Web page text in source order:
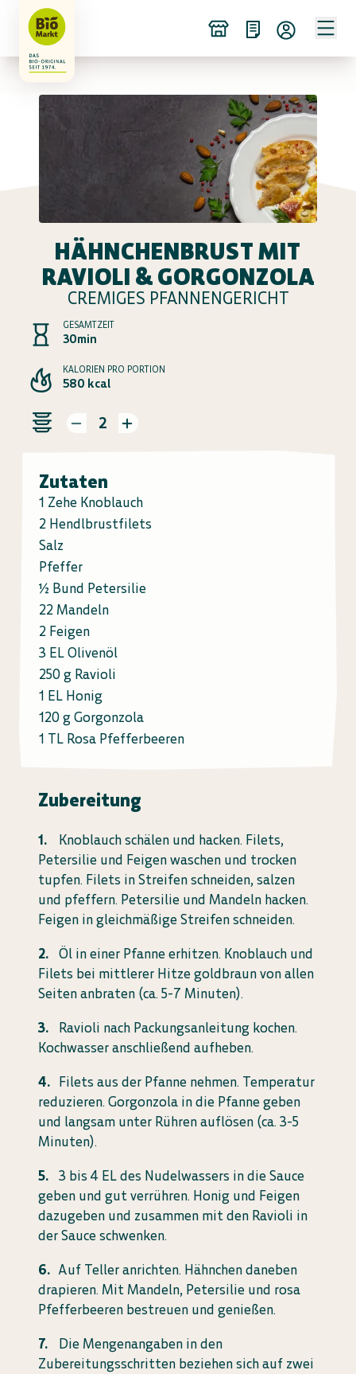
HÄHNCHENBRUST MIT
RAVIOLI & GORGONZOLA
CREMIGES PFANNENGERICHT
GESAMTZEIT
30min
KALORIEN PRO PORTION
580 kcal
2
Zutaten
1 Zehe Knoblauch
2 Hendlbrustfilets
Salz
Pfeffer
½ Bund Petersilie
22 Mandeln
2 Feigen
3 EL Olivenöl
250 g Ravioli
1 EL Honig
120 g Gorgonzola
1 TL Rosa Pfefferbeeren
Zubereitung
Knoblauch schälen und hacken. Filets,
Petersilie und Feigen waschen und trocken
tupfen. Filets in Streifen schneiden, salzen
und pfeffern. Petersilie und Mandeln hacken.
Feigen in gleichmäßige Streifen schneiden.
Öl in einer Pfanne erhitzen. Knoblauch und
Filets bei mittlerer Hitze goldbraun von allen
Seiten anbraten (ca. 5-7 Minuten).
Ravioli nach Packungsanleitung kochen.
Kochwasser anschließend aufheben.
Filets aus der Pfanne nehmen. Temperatur
reduzieren. Gorgonzola in die Pfanne geben
und langsam unter Rühren auflösen (ca. 3-5
Minuten).
3 bis 4 EL des Nudelwassers in die Sauce
geben und gut verrühren. Honig und Feigen
dazugeben und zusammen mit den Ravioli in
der Sauce schwenken.
Auf Teller anrichten. Hähnchen daneben
drapieren. Mit Mandeln, Petersilie und rosa
Pfefferbeeren bestreuen und genießen.
Die Mengenangaben in den
Zubereitungsschritten beziehen sich auf zwei